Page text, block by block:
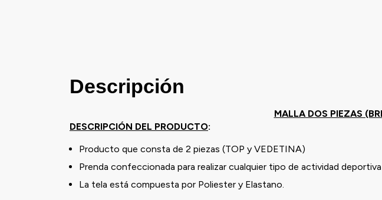
Descripción
MALLA DOS PIEZAS
DESCRIPCIÓN DEL PRODUCTO:
Producto que consta de 2 piezas (TOP y VEDETINA)
Prenda confeccionada para realizar cualquier tipo de actividad
La tela está compuesta por Poliester y Elastano.